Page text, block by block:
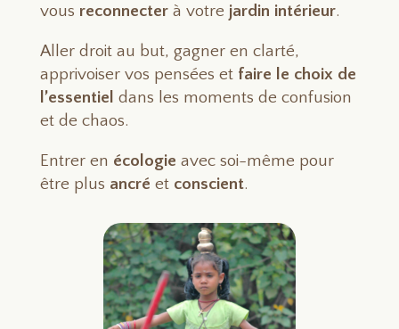
vous reconnecterà votre jardin intérieur.
Aller droit au but, gagner en clarté,
apprivoiser vos pensées et faire le choix de
l’essentiel dans les moments de confusion
et de chaos.
Entrer en écologie avec soi-même pour
être plus ancré et conscient.